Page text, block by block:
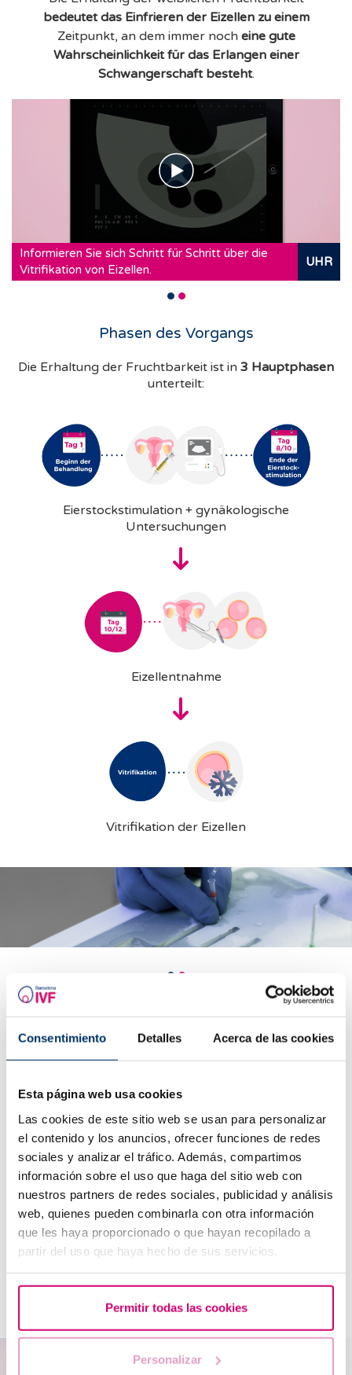
Consentimiento Detalles Acerca de las cookies
Esta página web usa cookies
Las cookies de este sitio web se usan para personalizar
el contenido y los anuncios, ofrecer funciones de redes
sociales y analizar el tráfico. Además, compartimos
información sobre el uso que haga del sitio web con
nuestros partners de redes sociales, publicidad y análisis
web, quienes pueden combinarla con otra información
que les haya proporcionado o que hayan recopilado a
partir del uso que haya hecho de sus servicios.
Permitir todas las cookies
Personalizar
bedeutet das Einfrieren der Eizellen zu einem
Zeitpunkt, an dem immer noch eine gute
Wahrscheinlichkeit für das Erlangen einer
Schwangerschaft besteht.
Informieren Sie sich Schritt für Schritt über die
Vitrifikation von Eizellen.
UHR
Phasen des Vorgangs
Die Erhaltung der Fruchtbarkeit ist in 3 Hauptphasen
unterteilt:
Eierstockstimulation + gynäkologische
Untersuchungen
Eizellentnahme
Vitrifikation der Eizellen
Wie wird die Behandlung durchgeführt?
Hier erfahren Sie alles, was Sie wissen müssen.
Wann wird das Einfrieren der Eizellen empfohlen?
Wie wird das Einfrieren von Eizellen durchgeführt?
Können alle Frauen ihre Eizellen einfrieren lassen?
Wie lange können die Eizellen eingefroren bleiben?
Was muss ich tun, wenn ich meine eingefrorenen